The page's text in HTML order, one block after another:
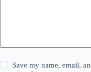
Save my name, email,